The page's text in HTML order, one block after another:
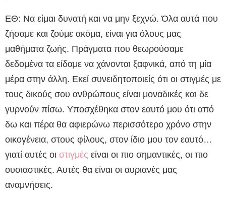
ΕΘ: Να είμαι δυνατή και να μην ξεχνώ. Όλα αυτά που
ζήσαμε και ζούμε ακόμα, είναι για όλους μας
μαθήματα ζωής. Πράγματα που θεωρούσαμε
δεδομένα τα είδαμε να χάνονται ξαφνικά, από τη μία
μέρα στην άλλη. Εκεί συνειδητοποιείς ότι οι στιγμές με
τους δικούς σου ανθρώπους είναι μοναδικές και δε
γυρνούν πίσω. Υποσχέθηκα στον εαυτό μου ότι από
δω και πέρα θα αφιερώνω περισσότερο χρόνο στην
οικογένεια, στους φίλους, στον ίδιο μου τον εαυτό…
γιατί αυτές οι στιγμές είναι οι πιο σημαντικές, οι πιο
ουσιαστικές. Αυτές θα είναι οι αυριανές μας
αναμνήσεις.